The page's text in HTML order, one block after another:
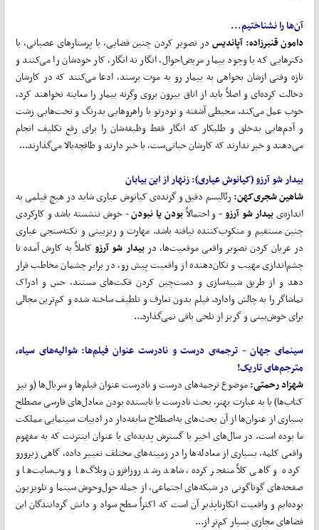
آن‌ها را نشناختیم...
دامون قنبرزاده: آپاندیسدر تصویر کردن چنین فضایی، با پرستارهای عصبانی، با
دکترهایی که با وجود بیمار مریض‌احوال، انگار نه انگار، کار خودشان را می‌کنند و
تازه وقتی ازشان بخواهی به بیمار رو به موت برسند، ادعا می‌کنند که در کارشان
دخالت کرده‌ای و اصلاً باید از اتاق بیرون بروی وگرنه بیمار را معاینه نخواهند کرد،
خوب عمل می‌کند. محیطی آشفته و تودرتو با راهروهایی بدرنگ و تخت‌هایی زشت
و آدم‌هایی بدخلق و طلبکار که انگار فقط وظیفه‌شان را برای رفع تکلیف انجام
می‌دهند و خبر ندارند که کارشان حیاتی‌ست، یا خبر دارند و طاقچه‌بالا می‌گذارند...
بیدار شو آرزو(کیانوش عیاری): زنهار از این بیابان
شاهین شجریکهن:رئالیسم دقیق و گزنده‌ی کیانوش عیاری شاید در هیچ فیلمی به
اندازه‌یبیدار شو آرزو- و احتمالاًبودن یا نبودن- خوش ننشسته باشد و کارکردی
چنین مستقیم و منکوب‌کننده نیافته باشد. مهارت و ریزبینی و نکته‌سنجی عیاری
در عریان کردن تصویر واقعی موقعیت‌ها، در بیدار شو آرزوکاملاً به کارش آمده تا
چشم‌اندازی مهیب و تکان‌دهنده از واقعیت پیش رو، در برابر چشمان مخاطب قرار
دهد و از طریق شبیه‌سازی و دست‌چین کردن فکت‌های مستند، حس و ادراک
تماشاگر را به چالش وادارد. فیلم بدون تعارف و تلطیف ساخته شده و کم‌ترین مجالی
برای خوش‌بینی و گریز از تلخی باقی نمی‌گذارد...
سینمای جهان - ترجمه‌ی درست و نادرست عنوان فیلم‌ها: شوالیههای سیاه،
مترجمهای تاریک!
شهزاد رحمتی:موضوع ترجمه‌های درست و نادرست عنوان فیلم‌ها و سریال‌ها (و نیز
کتاب‌ها) یا به عبارت بهتر، بحث نادرست یا نابسنده بودن معادل‌های فارسی مصطلح
بسیاری از عنوان‌ها از آن بحث‌های به‌اصطلاح سابقه‌دار در ادبیات سینمایی مملکت
ما بوده است. در سال‌های اخیر با گسترش پدیده‌ای با عنوان اینترنت که به مفهوم
واقعی کلمه، بسیاری از معادله‌ها را در زمینه‌های مختلف تغییر داده، گاهی زیرورو
کرده و گاهی کلاً منفجر کرده، شاهد رشد روزافزون وبلاگ‌ها و وب‌سایت‌ها و
صفحه‌های گوناگونی در شبکه‌های اجتماعی، از جمله حول‌وحوش سینما و تلویزیون
بوده‌ایم و واقعیت انکارناپذیر آن است که اکثراً سطح سواد و دانش گردانندگان این
فضاهای مجازی بسیار کم‌تر از...